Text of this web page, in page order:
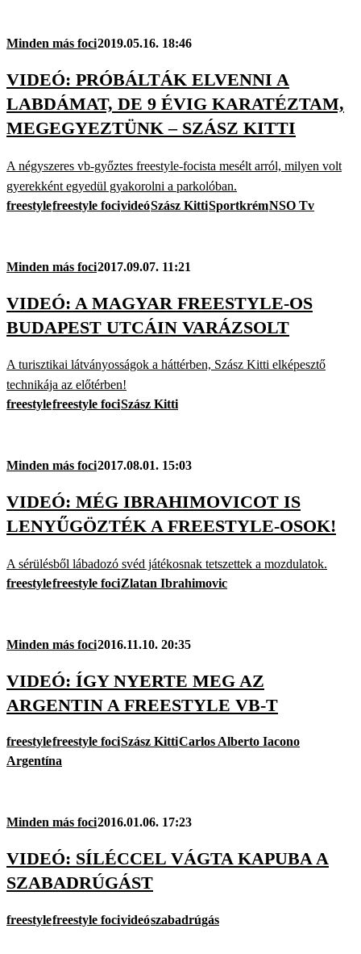
Minden más foci2019.05.16. 18:46
VIDEÓ: PRÓBÁLTÁK ELVENNI A
LABDÁMAT, DE 9 ÉVIG KARATÉZTAM,
MEGEGYEZTÜNK – SZÁSZ KITTI
A négyszeres vb-győztes freestyle-focista mesélt arról, milyen volt
gyerekként egyedül gyakorolni a parkolóban.
freestylefreestyle focivideóSzász KittiSportkrémNSO Tv
Minden más foci2017.09.07. 11:21
VIDEÓ: A MAGYAR FREESTYLE-OS
BUDAPEST UTCÁIN VARÁZSOLT
A turisztikai látványosságok a háttérben, Szász Kitti elképesztő
technikája az előtérben!
freestylefreestyle fociSzász Kitti
Minden más foci2017.08.01. 15:03
VIDEÓ: MÉG IBRAHIMOVICOT IS
LENYŰGÖZTÉK A FREESTYLE-OSOK!
A sérülésből lábadozó svéd játékosnak tetszettek a mozdulatok.
freestylefreestyle fociZlatan Ibrahimovic
Minden más foci2016.11.10. 20:35
VIDEÓ: ÍGY NYERTE MEG AZ
ARGENTIN A FREESTYLE VB-T
freestylefreestyle fociSzász KittiCarlos Alberto Iacono
Argentína
Minden más foci2016.01.06. 17:23
VIDEÓ: SÍLÉCCEL VÁGTA KAPUBA A
SZABADRÚGÁST
freestylefreestyle focivideószabadrúgás